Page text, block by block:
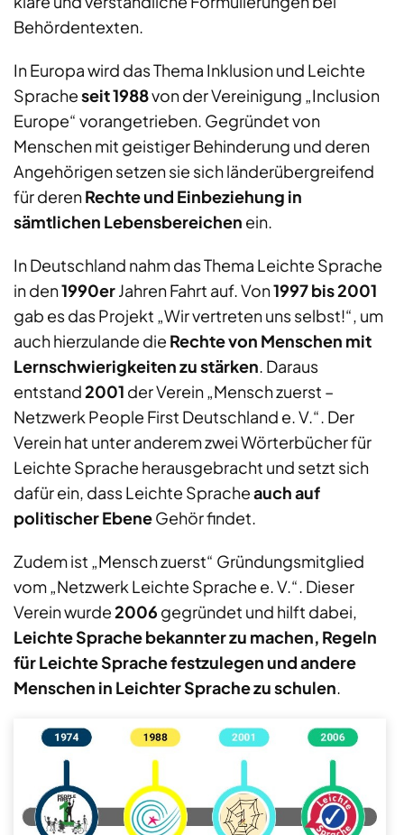
Behördentexten.
In Europa wird das Thema Inklusion und Leichte
Spracheseit 1988von der Vereinigung „Inclusion
Europe“ vorangetrieben. Gegründet von
Menschen mit geistiger Behinderung und deren
Angehörigen setzen sie sich länderübergreifend
für derenRechte und Einbeziehung in
sämtlichen Lebensbereichen ein.
In Deutschland nahm das Thema Leichte Sprache
in den1990erJahren Fahrt auf. Von1997 bis 2001
gab es das Projekt „Wir vertreten uns selbst!“, um
auch hierzulande die Rechte von Menschen mit
Lernschwierigkeiten zu stärken. Daraus
entstand2001 der Verein „Mensch zuerst –
Netzwerk People First Deutschland e. V.“. Der
Verein hat unter anderem zwei Wörterbücher für
Leichte Sprache herausgebracht und setzt sich
dafür ein, dass Leichte Spracheauch auf
politischer EbeneGehör findet.
Zudem ist „Mensch zuerst“ Gründungsmitglied
vom „Netzwerk Leichte Sprache e. V.“. Dieser
Verein wurde2006 gegründet und hilft dabei,
Leichte Sprache bekannter zu machen, Regeln
für Leichte Sprache festzulegen und andere
Menschen in Leichter Sprache zu schulen.